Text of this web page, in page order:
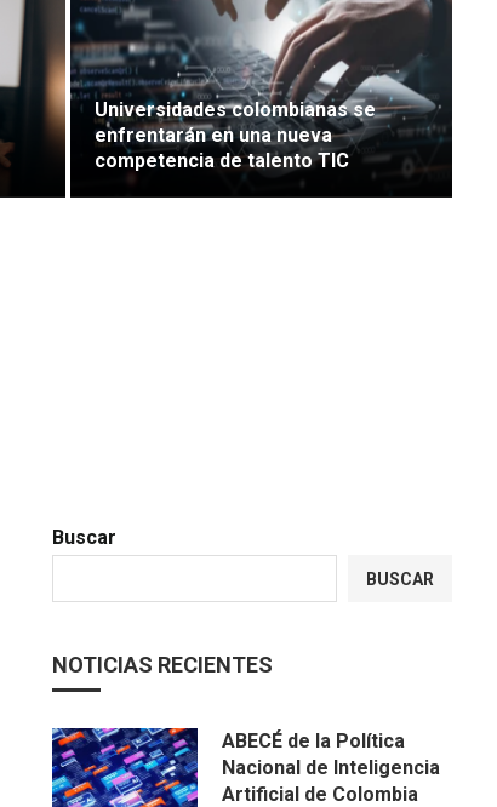
Universidades colombianas se
enfrentarán en una nueva
competencia de talento TIC
Buscar
BUSCAR
NOTICIAS RECIENTES
ABECÉ de la Política
Nacional de Inteligencia
Artificial de Colombia